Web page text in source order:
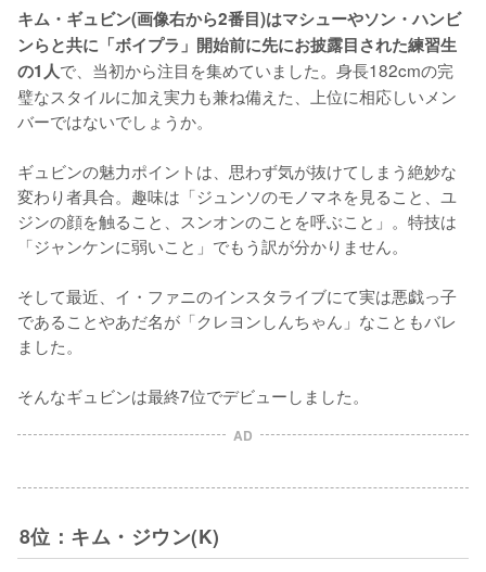
キム・ギュビン(画像右から2番目)はマシューやソン・ハンビ
ンらと共に「ボイプラ」開始前に先にお披露目された練習生
の1人で、当初から注目を集めていました。身長182cmの完
璧なスタイルに加え実力も兼ね備えた、上位に相応しいメン
バーではないでしょうか。
ギュビンの魅力ポイントは、思わず気が抜けてしまう絶妙な
変わり者具合。趣味は「ジュンソのモノマネを見ること、ユ
ジンの顔を触ること、スンオンのことを呼ぶこと」。特技は
「ジャンケンに弱いこと」でもう訳が分かりません。
そして最近、イ・ファニのインスタライブにて実は悪戯っ子
であることやあだ名が「クレヨンしんちゃん」なこともバレ
ました。
そんなギュビンは最終7位でデビューしました。
AD
8位：キム・ジウン(K)